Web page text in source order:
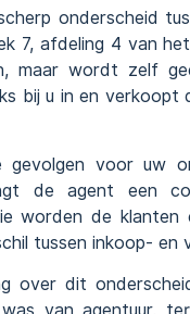
onderscheid
7, afdeling 4 van
maar wordt zelf
bij u in en verkoopt
voor uw
de agent een
worden de klanten
tussen inkoop- en
over dit